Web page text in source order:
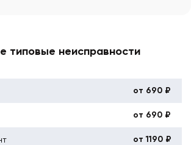
типовые неисправности
от 690 ₽
от 690 ₽
от 1190 ₽